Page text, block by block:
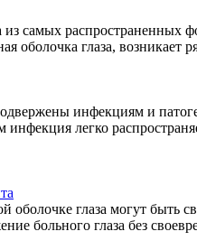
самых распространенных
оболочка глаза,
инфекциям и
инфекция легко
оболочке глаза могут быть
больного глаза без